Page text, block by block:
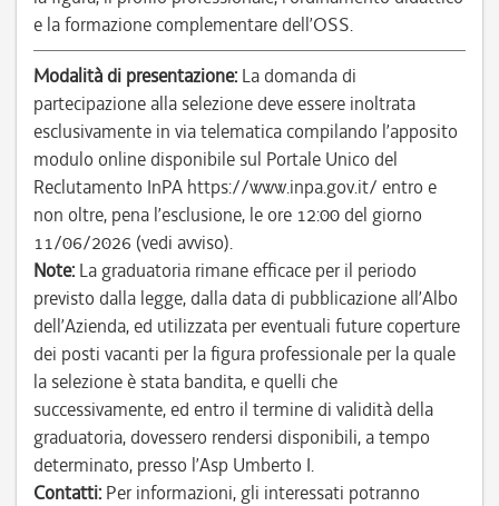
e la formazione complementare dell’OSS.
Modalità di presentazione: La domanda di
partecipazione alla selezione deve essere inoltrata
esclusivamente in via telematica compilando l’apposito
modulo online disponibile sul Portale Unico del
Reclutamento InPA https://www.inpa.gov.it/ entro e
non oltre, pena l’esclusione, le ore 12:00 del giorno
11/06/2026 (vedi avviso).
Note: La graduatoria rimane efficace per il periodo
previsto dalla legge, dalla data di pubblicazione all’Albo
dell’Azienda, ed utilizzata per eventuali future coperture
dei posti vacanti per la figura professionale per la quale
la selezione è stata bandita, e quelli che
successivamente, ed entro il termine di validità della
graduatoria, dovessero rendersi disponibili, a tempo
determinato, presso l’Asp Umberto I.
Contatti: Per informazioni, gli interessati potranno